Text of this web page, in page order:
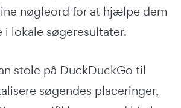
nøgleord for at hjælpe dem
i lokale søgeresultater.
stole på DuckDuckGo til
søgendes placeringer,